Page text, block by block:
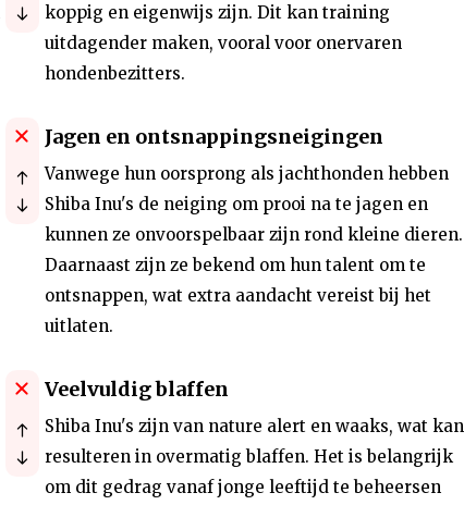
koppig en eigenwijs zijn. Dit kan training
uitdagender maken, vooral voor onervaren
hondenbezitters.
Jagen en ontsnappingsneigingen
Vanwege hun oorsprong als jachthonden hebben
Shiba Inu's de neiging om prooi na te jagen en
kunnen ze onvoorspelbaar zijn rond kleine dieren.
Daarnaast zijn ze bekend om hun talent om te
ontsnappen, wat extra aandacht vereist bij het
uitlaten.
Veelvuldig blaffen
Shiba Inu's zijn van nature alert en waaks, wat kan
resulteren in overmatig blaffen. Het is belangrijk
om dit gedrag vanaf jonge leeftijd te beheersen